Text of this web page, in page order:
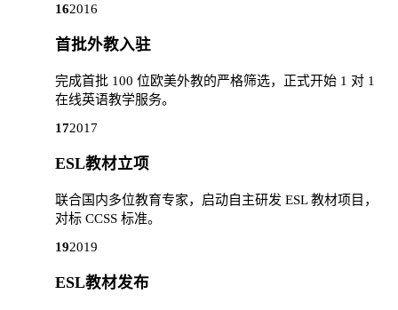
162016
首批外教入驻
完成首批 100 位欧美外教的严格筛选，正式开始 1 对 1
在线英语教学服务。
172017
ESL教材立项
联合国内多位教育专家，启动自主研发 ESL 教材项目，
对标 CCSS 标准。
192019
ESL教材发布